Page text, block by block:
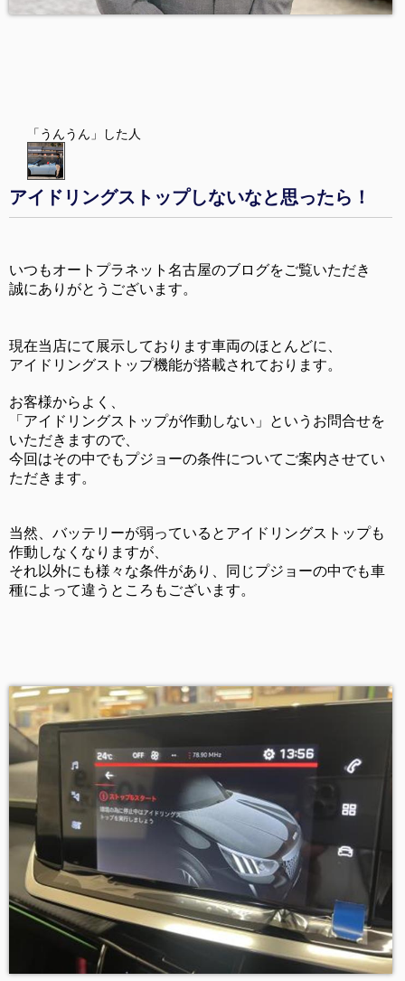
「うんうん」した人
アイドリングストップしないなと思ったら！
いつもオートプラネット名古屋のブログをご覧いただき
誠にありがとうございます。
現在当店にて展示しております車両のほとんどに、
アイドリングストップ機能が搭載されております。
お客様からよく、
「アイドリングストップが作動しない」というお問合せを
いただきますので、
今回はその中でもプジョーの条件についてご案内させてい
ただきます。
当然、バッテリーが弱っているとアイドリングストップも
作動しなくなりますが、
それ以外にも様々な条件があり、同じプジョーの中でも車
種によって違うところもございます。